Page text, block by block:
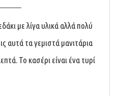
με λίγα υλικά αλλά πολύ
αυτά τα γεμιστά μανιτάρια
Το κασέρι είναι ένα τυρί